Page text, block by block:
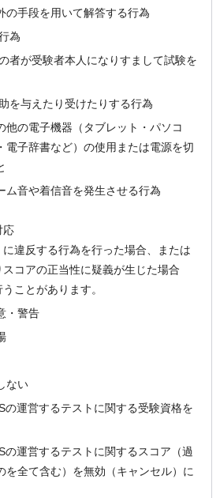
の手段を用いて解答する行為
為
者が受験者本人になりすまして試験を
を与えたり受けたりする行為
他の電子機器（タブレット・パソコ
電子辞書など）の使用または電源を切
ム音や着信音を発生させる行為
応
に違反する行為を行った場合、または
コアの正当性に疑義が生じた場合
ことがあります。
・警告
ない
の運営するテストに関する受験資格を
の運営するテストに関するスコア（過
を全て含む）を無効（キャンセル）に